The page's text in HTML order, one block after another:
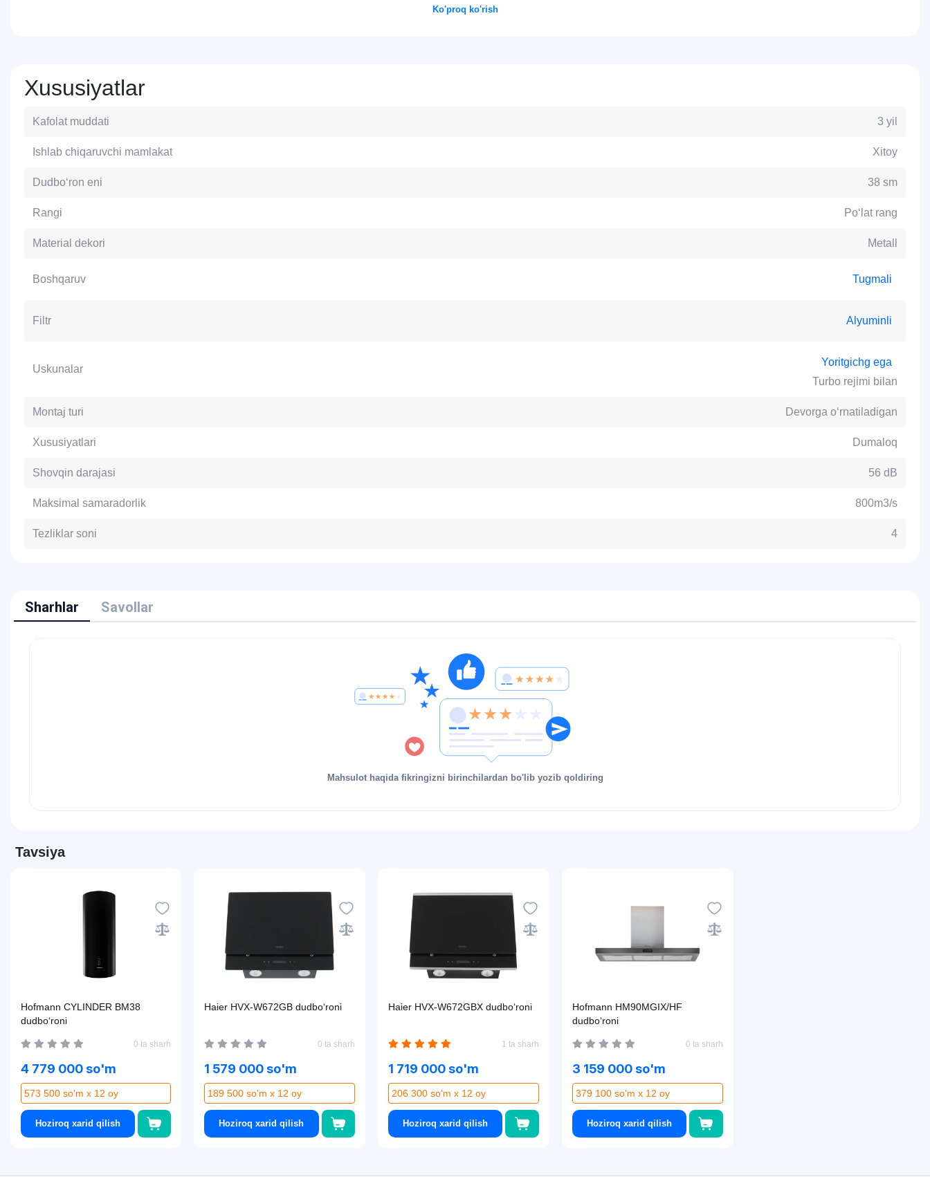
Ko'proq ko'rish
Xususiyatlar
Kafolat muddati 3 yil
Ishlab chiqaruvchi mamlakat Xitoy
Dudbo‘ron eni 38 sm
Rangi Po‘lat rang
Material dekori Metall
Boshqaruv Tugmali
Filtr Alyuminli
Uskunalar
Yoritgichg ega
Turbo rejimi bilan
Montaj turi Devorga o‘rnatiladigan
Xususiyatlari Dumaloq
Shovqin darajasi 56 dB
Maksimal samaradorlik 800m3/s
Tezliklar soni 4
Sharhlar Savollar
Mahsulot haqida fikringizni birinchilardan bo'lib yozib qoldiring
Tavsiya
Hofmann CYLINDER BM38
dudbo‘roni
0 ta sharh
4 779 000 so'm
573 500 so'm x 12 oy
Hoziroq xarid qilish
Haier HVX-W672GB dudbo‘roni
0 ta sharh
1 579 000 so'm
189 500 so'm x 12 oy
Hoziroq xarid qilish
Haier HVX-W672GBX dudbo‘roni
1 ta sharh
1 719 000 so'm
206 300 so'm x 12 oy
Hoziroq xarid qilish
Hofmann HM90MGIX/HF
dudbo‘roni
0 ta sharh
3 159 000 so'm
379 100 so'm x 12 oy
Hoziroq xarid qilish